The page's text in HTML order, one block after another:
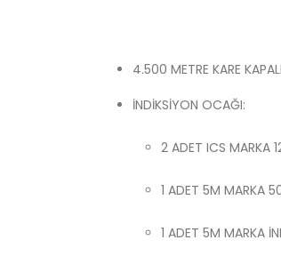
4.500 METRE KARE
İNDİKSİYON OCAĞI:
2 ADET ICS MARKA
1 ADET 5M MARKA
1 ADET 5M MARKA